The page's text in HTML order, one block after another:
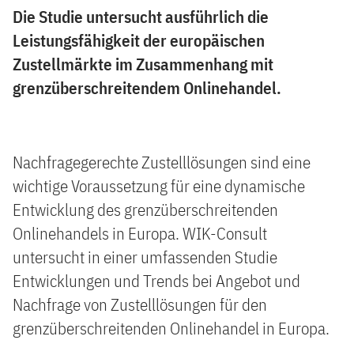
Die Studie untersucht ausführlich die
Leistungsfähigkeit der europäischen
Zustellmärkte im Zusammenhang mit
grenzüberschreitendem Onlinehandel.
Nachfragegerechte Zustelllösungen sind eine
wichtige Voraussetzung für eine dynamische
Entwicklung des grenzüberschreitenden
Onlinehandels in Europa. WIK-Consult
untersucht in einer umfassenden Studie
Entwicklungen und Trends bei Angebot und
Nachfrage von Zustelllösungen für den
grenzüberschreitenden Onlinehandel in Europa.